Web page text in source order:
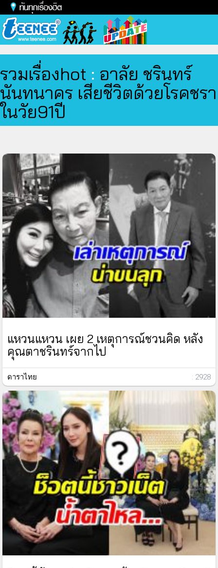
รวมเรื่องhot : อาลัย ชรินทร์
นันทนาคร เสียชีวิตด้วยโรคชรา
ในวัย91ปี
แหวนแหวน เผย 2 เหตุการณ์ชวนคิด หลัง
คุณตาชรินทร์จากไป
ดาราไทย : 2928